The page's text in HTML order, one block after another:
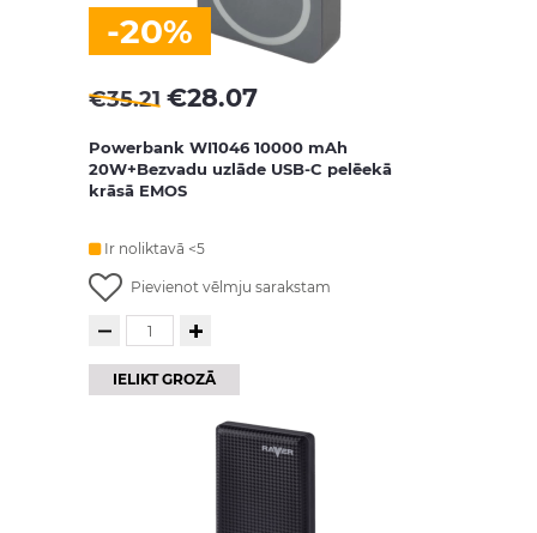
-20%
€35.21 €28.07
Powerbank WI1046 10000 mAh
20W+Bezvadu uzlāde USB-C pelēekā
krāsā EMOS
Ir noliktavā <5
Pievienot vēlmju sarakstam
IELIKT GROZĀ